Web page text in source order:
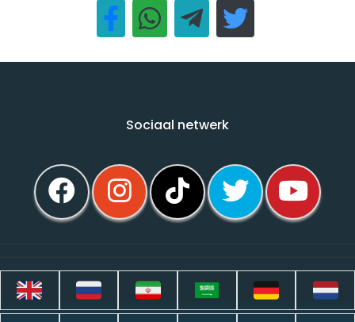
Sociaal netwerk